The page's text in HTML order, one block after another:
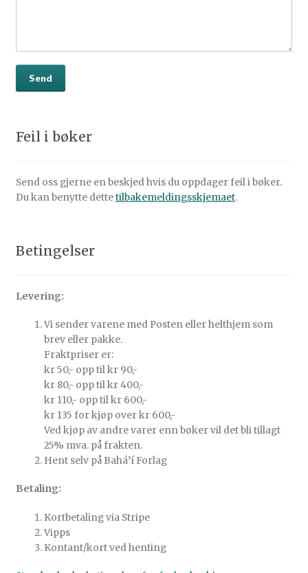
Feil i bøker
Send oss gjerne en beskjed hvis du oppdager feil i bøker.
Du kan benytte dettetilbakemeldingsskjemaet.
Betingelser
Levering:
Vi sender varene med Posten eller helthjem som
brev eller pakke.
Fraktpriser er:
kr 50,- opp til kr 90,-
kr 80,- opp til kr 400,-
kr 110,- opp til kr 600,-
kr 135 for kjøp over kr 600,-
Ved kjøp av andre varer enn bøker vil det bli tillagt
25% mva. på frakten.
Hent selv på Bahá’í Forlag
Betaling:
Kortbetaling via Stripe
Vipps
Kontant/kort ved henting